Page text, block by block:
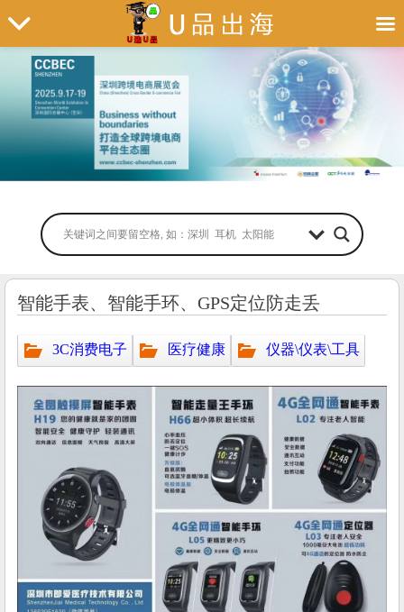
智能手表、智能手环、GPS定位防走丢
3C消费电子 医疗健康 仪器\仪表\工具